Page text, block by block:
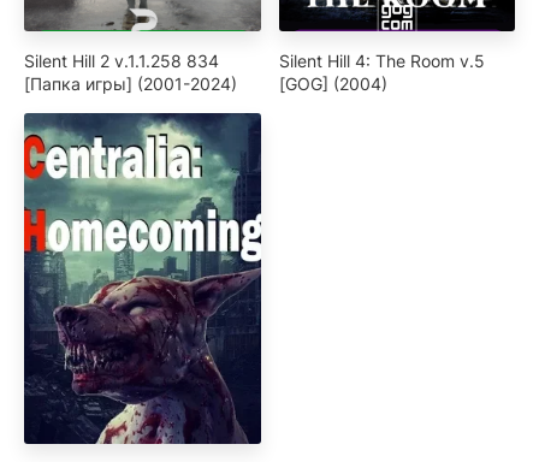
Silent Hill 2 v.1.1.258 834
[Папка игры] (2001-2024)
Silent Hill 4: The Room v.5
[GOG] (2004)